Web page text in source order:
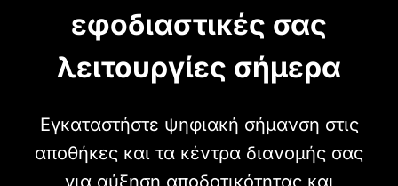
εφοδιαστικές σας
λειτουργίες σήμερα
Εγκαταστήστε ψηφιακή σήμανση στις
αποθήκες και τα κέντρα διανομής σας
για αύξηση αποδοτικότητας και